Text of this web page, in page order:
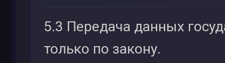
5.3 Передача данных
только по закону.